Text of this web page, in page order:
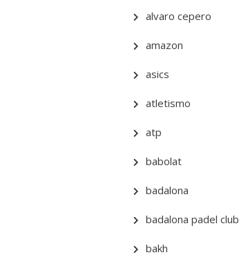
alvaro cepero
amazon
asics
atletismo
atp
babolat
badalona
badalona padel club
bakh